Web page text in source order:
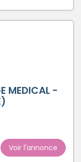
MEDICAL -
Voir l'annonce